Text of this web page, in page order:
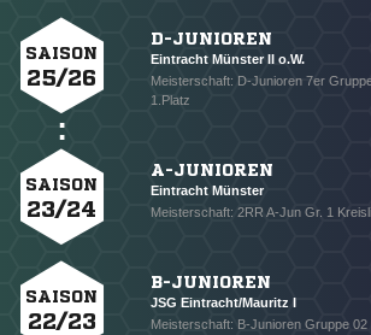
SAISON
25/26
D-JUNIOREN
Eintracht Münster II o.W.
Meisterschaft: D-Junioren 7er
1.Platz
SAISON
23/24
A-JUNIOREN
Eintracht Münster
Meisterschaft: 2RR A-Jun Gr. 1
SAISON
22/23
B-JUNIOREN
JSG Eintracht/Mauritz I
Meisterschaft: B-Junioren Gruppe 02